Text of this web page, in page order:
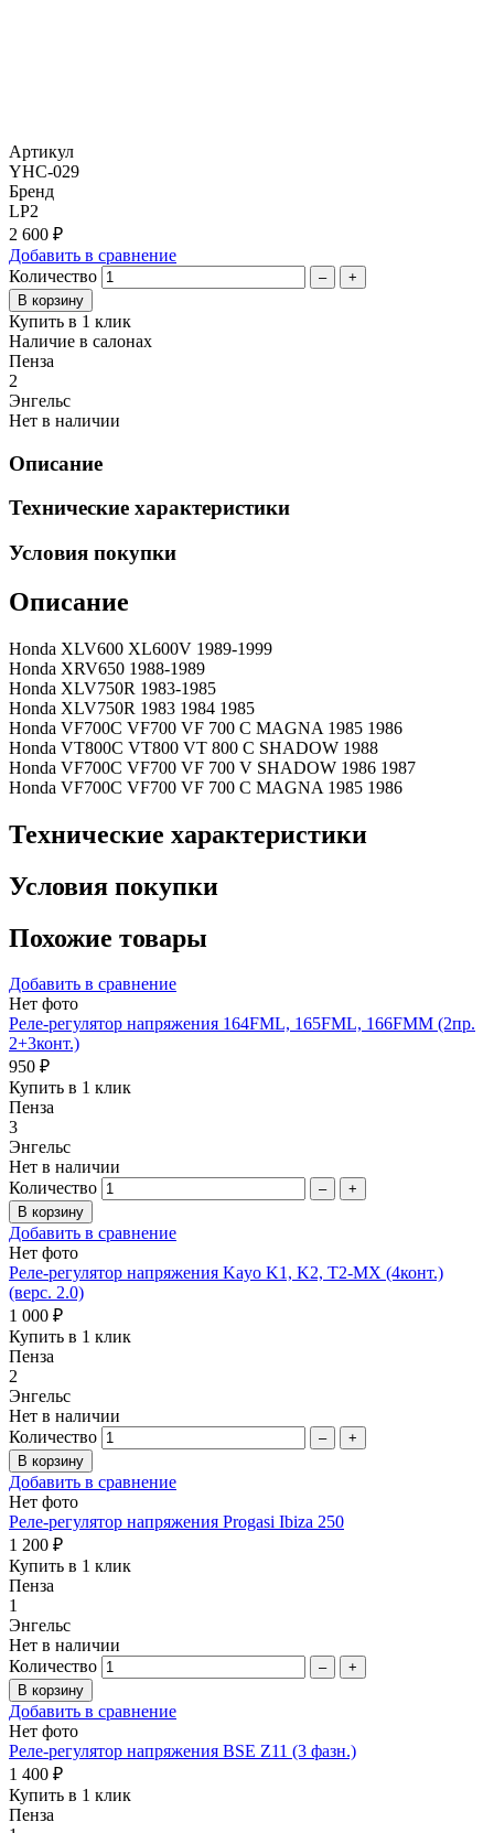
Артикул
YHC-029
Бренд
LP2
2 600 ₽
Добавить в сравнение
Количество
– +
Купить в 1 клик
Наличие в салонах
Пенза
2
Энгельс
Нет в наличии
Описание
Технические характеристики
Условия покупки
Описание
Honda XLV600 XL600V 1989-1999
Honda XRV650 1988-1989
Honda XLV750R 1983-1985
Honda XLV750R 1983 1984 1985
Honda VF700C VF700 VF 700 C MAGNA 1985 1986
Honda VT800C VT800 VT 800 C SHADOW 1988
Honda VF700C VF700 VF 700 V SHADOW 1986 1987
Honda VF700C VF700 VF 700 C MAGNA 1985 1986
Технические характеристики
Условия покупки
Похожие товары
Добавить в сравнение
Нет фото
Реле-регулятор напряжения 164FML, 165FML, 166FMM (2пр.
2+3конт.)
950 ₽
Купить в 1 клик
Пенза
3
Энгельс
Нет в наличии
Количество
– +
Добавить в сравнение
Нет фото
Реле-регулятор напряжения Kayo K1, K2, T2-MX (4конт.)
(верс. 2.0)
1 000 ₽
Купить в 1 клик
Пенза
2
Энгельс
Нет в наличии
Количество
– +
Добавить в сравнение
Нет фото
Реле-регулятор напряжения Progasi Ibiza 250
1 200 ₽
Купить в 1 клик
Пенза
1
Энгельс
Нет в наличии
Количество
– +
Добавить в сравнение
Нет фото
Реле-регулятор напряжения BSE Z11 (3 фазн.)
1 400 ₽
Купить в 1 клик
Пенза